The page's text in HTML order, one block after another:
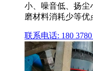
小、噪音低、扬尘
磨材料消耗少等优
联系电话: 180 3780